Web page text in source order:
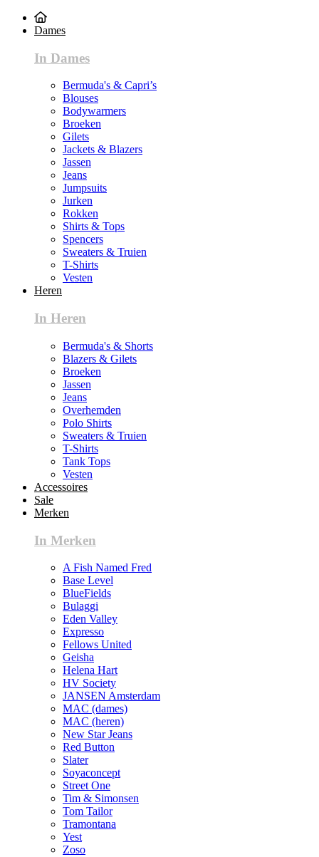
Dames
In Dames
Bermuda's & Capri’s
Blouses
Bodywarmers
Broeken
Gilets
Jackets & Blazers
Jassen
Jeans
Jumpsuits
Jurken
Rokken
Shirts & Tops
Spencers
Sweaters & Truien
T-Shirts
Vesten
Heren
In Heren
Bermuda's & Shorts
Blazers & Gilets
Broeken
Jassen
Jeans
Overhemden
Polo Shirts
Sweaters & Truien
T-Shirts
Tank Tops
Vesten
Accessoires
Sale
Merken
In Merken
A Fish Named Fred
Base Level
BlueFields
Bulaggi
Eden Valley
Expresso
Fellows United
Geisha
Helena Hart
HV Society
JANSEN Amsterdam
MAC (dames)
MAC (heren)
New Star Jeans
Red Button
Slater
Soyaconcept
Street One
Tim & Simonsen
Tom Tailor
Tramontana
Yest
Zoso